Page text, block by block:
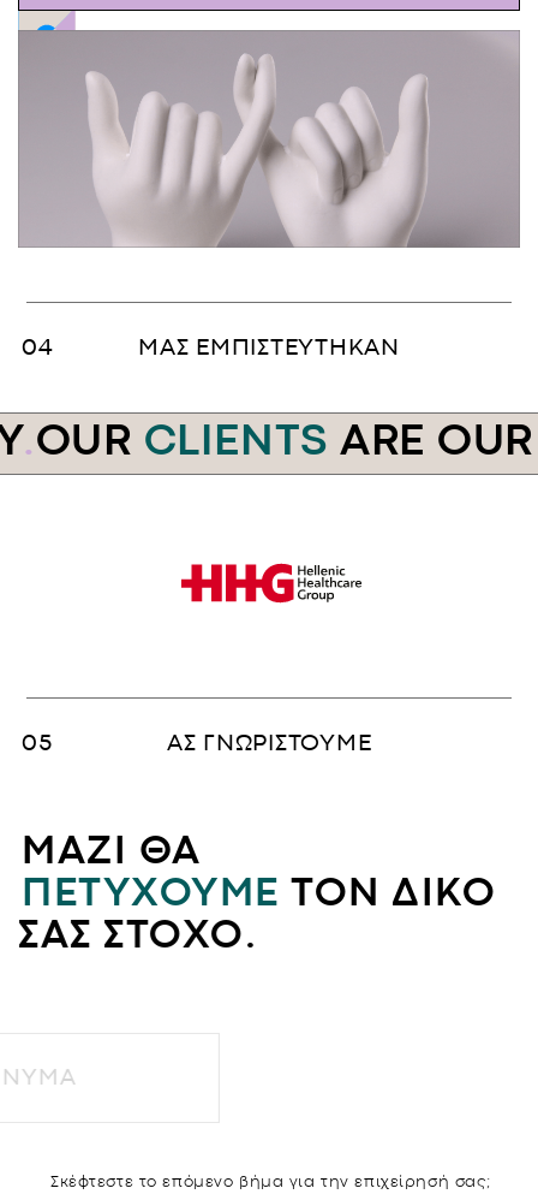
ΜΑΣ ΕΜΠΙΣΤΕΥΤΗΚΑΝ
.OURCLIENTSARE OUR
ΑΣ ΓΝΩΡΙΣΤΟΥΜΕ
ΜΑΖΙ ΘΑ
ΠΕΤΥΧΟΥΜΕ ΤΟΝ ΔΙΚΟ
ΣΑΣ ΣΤΟΧΟ.
ΜΗΝΥΜΑ
Σκέφτεστε το επόμενο βήμα για την επιχείρησή σας;